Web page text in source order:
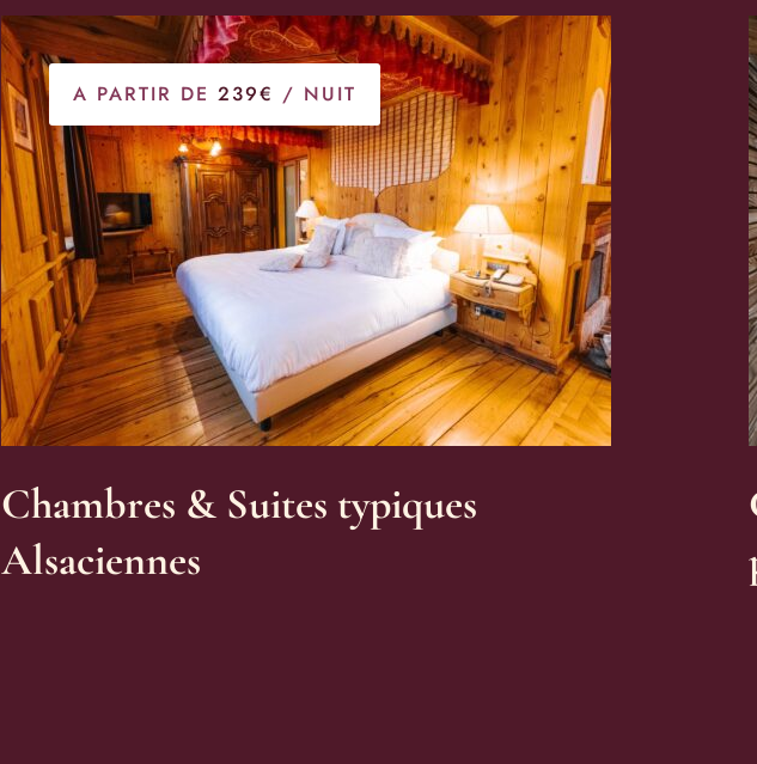
A PARTIR DE 239€ / NUIT
Chambres & Suites typiques
Alsaciennes